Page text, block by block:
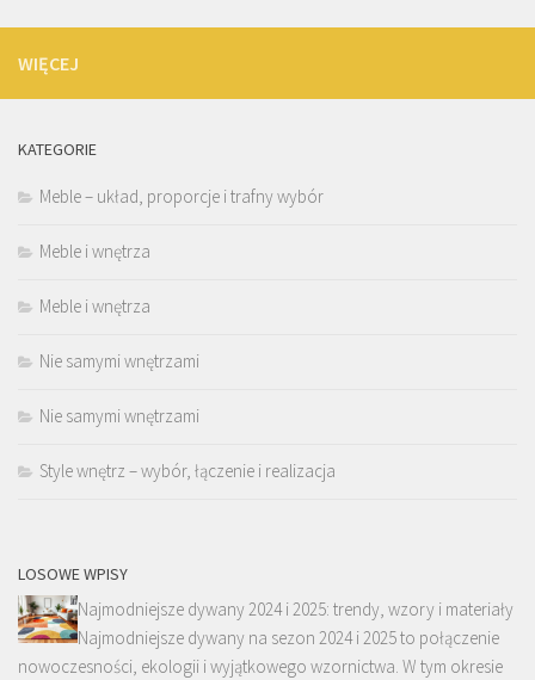
WIĘCEJ
KATEGORIE
Meble – układ, proporcje i trafny wybór
Meble i wnętrza
Meble i wnętrza
Nie samymi wnętrzami
Nie samymi wnętrzami
Style wnętrz – wybór, łączenie i realizacja
LOSOWE WPISY
Najmodniejsze dywany 2024 i 2025: trendy, wzory i materiały
Najmodniejsze dywany na sezon 2024 i 2025 to połączenie
nowoczesności, ekologii i wyjątkowego wzornictwa. W tym okresie